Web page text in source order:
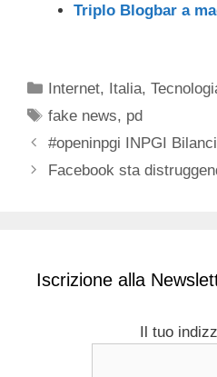
Triplo Blogbar a
Categorie
Internet, Italia,
Tag
fake news, pd
#openinpgi INPGI
Facebook sta
Iscrizione alla
Il tuo